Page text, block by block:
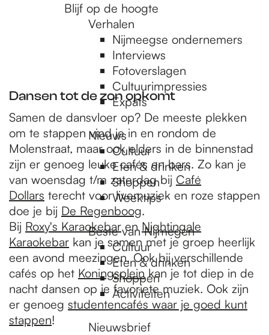
Blijf op de hoogte
Verhalen
Nijmeegse ondernemers
Interviews
Fotoverslagen
Cultuurimpressies
Expats
Nieuws
Cultuur
Eten & drinken
Shoppen
Weektips
Beste van Nijmegen
Cultuur
Eten & drinken
Shoppen
Activiteiten
Nieuwsbrief
Dansen tot de zon opkomt
Samen de dansvloer op? De meeste plekken
om te stappen vind je in en rondom de
Molenstraat, maar ook elders in de binnenstad
zijn er genoeg leuke cafés en bars. Zo kan je
van woensdag t/m zaterdag bij Café
Dollars terecht voor livemuziek en roze stappen
doe je bij De Regenboog.
Bij Roxy's KaraokebarenNightingale
Karaokebar kan je samen met je groep heerlijk
een avond meezingen. Ook bij verschillende
cafés op het Koningspleinkan je tot diep in de
nacht dansen op je favoriete muziek. Ook zijn
er genoeg studentencafés waar je goed kunt
stappen!